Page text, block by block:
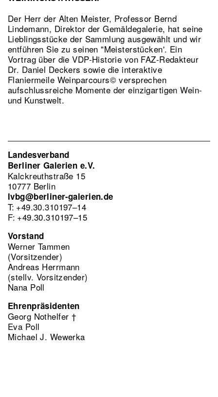
Der Herr der Alten Meister, Professor Bernd
Lindemann, Direktor der Gemäldegalerie, hat seine
Lieblingsstücke der Sammlung ausgewählt und wir
entführen Sie zu seinen "Meisterstücken'. Ein
Vortrag über die VDP-Historie von FAZ-Redakteur
Dr. Daniel Deckers sowie die interaktive
Flaniermeile Weinparcours© versprechen
aufschlussreiche Momente der einzigartigen Wein-
und Kunstwelt.
Landesverband
Berliner Galerien e.V.
Kalckreuthstraße 15
10777 Berlin
lvbg@berliner-galerien.de
T: +49.30.310197–14
F: +49.30.310197–15
Vorstand
Werner Tammen
(Vorsitzender)
Andreas Herrmann
(stellv. Vorsitzender)
Nana Poll
Ehrenpräsidenten
Georg Nothelfer †
Eva Poll
Michael J. Wewerka